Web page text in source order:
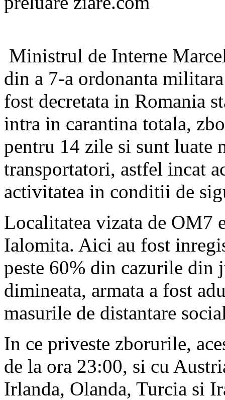
Ministrul de Interne
din a 7-a ordonanta
fost decretata in Romania
intra in carantina totala,
pentru 14 zile si sunt luate
transportatori, astfel incat
activitatea in conditii de
Localitatea vizata de OM7
Ialomita. Aici au fost
peste 60% din cazurile din
dimineata, armata a fost
masurile de distantare
In ce priveste zborurile,
de la ora 23:00, si cu
Irlanda, Olanda, Turcia si